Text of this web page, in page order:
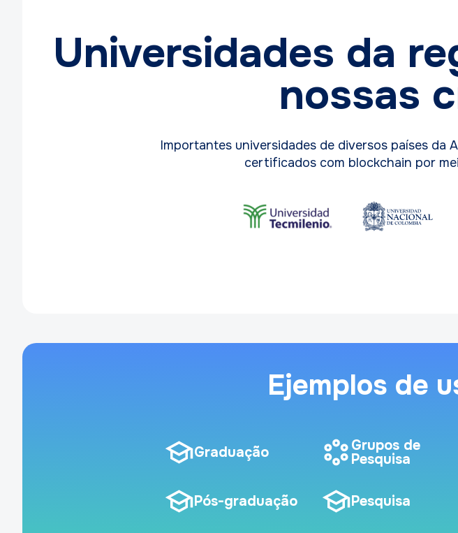
Universidades da
nossas
Importantes universidades de diversos países da
certificados com blockchain por
Ejemplos de
Graduação
Grupos de
Pesquisa
Pós-graduação Pesquisa